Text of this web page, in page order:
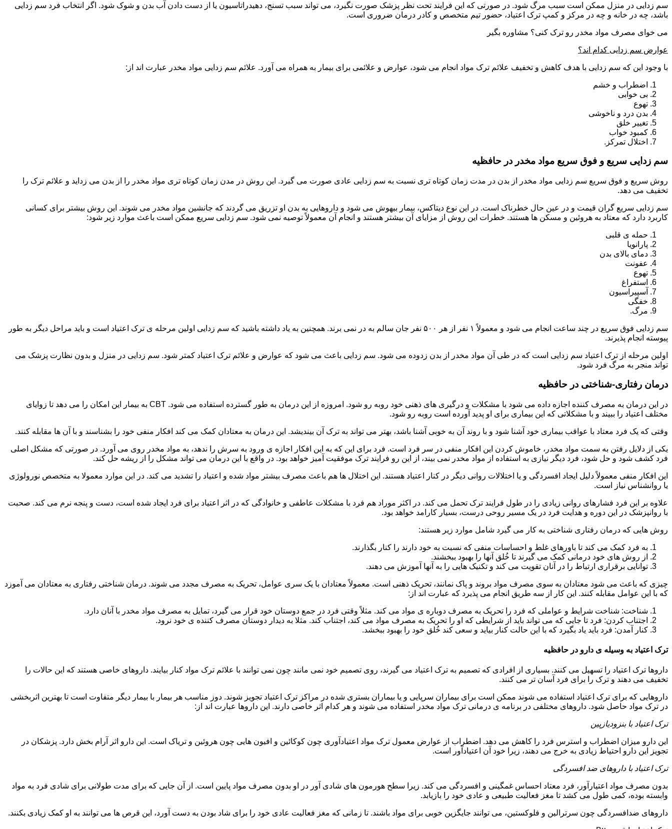
سم زدایی در منزل ممکن است سبب مرگ شود. در صورتی که این فرایند تحت نظر پزشک صورت نگیرد، می تواند سبب تسنج، دهیدراتاسیون یا از دست دادن آب بدن و شوک شود. اگر انتخاب فرد سم زدایی
باشد، چه در خانه و چه در مرکز و کمپ ترک اعتیاد، حضور تیم متخصص و کادر درمان ضروری است.
می خوای مصرف مواد مخدر رو ترک کنی؟ مشاوره بگیر
عوارض سم زدایی کدام اند؟
با وجود این که سم زدایی با هدف کاهش و تخفیف علائم ترک مواد انجام می شود، عوارض و علائمی برای بیمار به همراه می آورد. علائم سم زدایی مواد مخدر عبارت اند از:
اضطراب و خشم
بی خوابی
تهوع
بدن درد و ناخوشی
تغییر خلق
کمبود خواب
اختلال تمرکز.
سم زدایی سریع و فوق سریع مواد مخدر در حافظیه
روش سریع و فوق سریع سم زدایی مواد مخدر از بدن در مدت زمان کوتاه تری نسبت به سم زدایی عادی صورت می گیرد. این روش در مدن زمان کوتاه تری مواد مخدر را از بدن می زداید و علائم ترک را
تخفیف می دهد.
سم زدایی سریع گران قیمت و در عین حال خطرناک است. در این نوع دیتاکس، بیمار بیهوش می شود و داروهایی به بدن او تزریق می گردند که جانشین مواد مخدر می شوند. این روش بیشتر برای کسانی
کاربرد دارد که معتاد به هروئین و مسکن ها هستند. خطرات این روش از مزایای آن بیشتر هستند و انجام آن معمولاً توصیه نمی شود. سم زدایی سریع ممکن است باعث موارد زیر شود:
حمله ی قلبی
پارانویا
دمای بالای بدن
عفونت
تهوع
استفراغ
آسپیراسیون
خفگی
مرگ.
سم زدایی فوق سریع در چند ساعت انجام می شود و معمولاً ۱ نفر از هر ۵۰۰ نفر جان سالم به در نمی برند. همچنین به یاد داشته باشید که سم زدایی اولین مرحله ی ترک اعتیاد است و باید مراحل دیگر به طور
پیوسته انجام پذیرند.
اولین مرحله از ترک اعتیاد سم زدایی است که در طی آن مواد مخدر از بدن زدوده می شود. سم زدایی باعث می شود که عوارض و علائم ترک اعتیاد کمتر شود. سم زدایی در منزل و بدون نظارت پزشک می
تواند منجر به مرگ فرد شود.
درمان رفتاری-شناختی در حافظیه
در این درمان به مصرف کننده اجازه داده می شود با مشکلات و درگیری های ذهنی خود روبه رو شود. امروزه از این درمان به طور گسترده استفاده می شود. CBT به بیمار این امکان را می دهد تا زوایای
مختلف اعتیاد را ببیند و با مشکلاتی که این بیماری برای او پدید آورده است روبه رو شود.
وقتی که یک فرد معتاد با عواقب بیماری خود آشنا شود و با روند آن به خوبی آشنا باشد، بهتر می تواند به ترک آن بیندیشد. این درمان به معتادان کمک می کند افکار منفی خود را بشناسند و با آن ها مقابله کنند.
یکی از دلایل رفتن به سمت مواد مخدر، خاموش کردن این افکار منفی در سر فرد است. فرد برای این که به این افکار اجازه ی ورود به سرش را ندهد، به مواد مخدر روی می آورد. در صورتی که مشکل اصلی
فرد کشف شود و حل شود، فرد دیگر نیازی به استفاده از مواد مخدر نمی بیند، از این رو فرایند ترک موفقیت آمیز خواهد بود. در واقع با این درمان می تواند مشکل را از ریشه حل کند.
این افکار منفی معمولاً دلیل ایجاد افسردگی و یا اختلالات روانی دیگر در کنار اعتیاد هستند. این اختلال ها هم باعث مصرف بیشتر مواد شده و اعتیاد را تشدید می کند. در این موارد معمولا به متخصص نورولوژی
یا روانشناس نیاز است.
علاوه بر این فرد فشارهای روانی زیادی را در طول فرایند ترک تحمل می کند. در اکثر موراد هم فرد با مشکلات عاطفی و خانوادگی که در اثر اعتیاد برای فرد ایجاد شده است، دست و پنجه نرم می کند. صحبت
با روانپزشک در این دوره و هدایت فرد در یک مسیر روحی درست، بسیار کارامد خواهد بود.
روش هایی که درمان رفتاری شناختی به کار می گیرد شامل موارد زیر هستند:
به فرد کمک می کند تا باورهای غلط و احساسات منفی که نسبت به خود دارند را کنار بگذارند.
از روش های خود درمانی کمک می گیرند تا خُلق آنها را بهبود ببخشند.
توانایی برقراری ارتباط را در آنان تقویت می کند و تکنیک هایی را به آنها آموزش می دهند.
چیزی که باعث می شود معتادان به سوی مصرف مواد بروند و پاک نمانند، تحریک ذهنی است. معمولاً معتادان با یک سری عوامل، تحریک به مصرف مجدد می شوند. درمان شناختی رفتاری به معتادان می آموزد
که با این عوامل مقابله کنند. این کار از سه طریق انجام می پذیرد که عبارت اند از:
شناخت: شناخت شرایط و عواملی که فرد را تحریک به مصرف دوباره ی مواد می کند. مثلاً وقتی فرد در جمع دوستان خود قرار می گیرد، تمایل به مصرف مواد مخدر با آنان دارد.
اجتناب کردن: فرد تا جایی که می تواند باید از شرایطی که او را تحریک به مصرف مواد می کند، اجتناب کند. مثلا به دیدار دوستان مصرف کننده ی خود نرود.
کنار آمدن: فرد باید یاد بگیرد که با این حالت کنار بیاید و سعی کند خُلق خود را بهبود ببخشد.
ترک اعتیاد به وسیله ی دارو در حافظیه
داروها ترک اعتیاد را تسهیل می کنند. بسیاری از افرادی که تصمیم به ترک اعتیاد می گیرند، روی تصمیم خود نمی مانند چون نمی توانند با علائم ترک مواد کنار بیایند. داروهای خاصی هستند که این حالات را
تخفیف می دهند و ترک را برای فرد آسان تر می کنند.
داروهایی که برای ترک اعتیاد استفاده می شوند ممکن است برای بیماران سرپایی و یا بیماران بستری شده در مراکز ترک اعتیاد تجویز شوند. دوز مناسب هر بیمار با بیمار دیگر متفاوت است تا بهترین اثربخشی
در ترک مواد حاصل شود. داروهای مختلفی در برنامه ی درمانی ترک مواد مخدر استفاده می شوند و هر کدام اثر خاصی دارند. این داروها عبارت اند از:
ترک اعتیاد با بنزودیازپین
این دارو میزان اضطراب و استرس فرد را کاهش می دهد. اضطراب از عوارض معمول ترک مواد اعتیادآوری چون کوکائین و افیون هایی چون هروئین و تریاک است. این دارو اثر آرام بخش دارد. پزشکان در
تجویز این دارو احتیاط زیادی به خرج می دهند، زیرا خود آن اعتیادآور است.
ترک اعتیاد با داروهای ضد افسردگی
بدون مصرف مواد اعتیارآور، فرد معتاد احساس غمگینی و افسردگی می کند. زیرا سطح هورمون های شادی آور در او بدون مصرف مواد پایین است. از آن جایی که برای مدت طولانی برای شادی فرد به مواد
وابسته بوده، کمی طول می کشد تا مغز فعالیت طبیعی و عادی خود را بازیابد.
داروهای ضدافسردگی چون سرترالین و فلوکستین، می توانند جایگزین خوبی برای مواد باشند. تا زمانی که مغز فعالیت عادی خود را برای شاد بودن به دست آورد، این قرص ها می توانند به او کمک زیادی بکنند.